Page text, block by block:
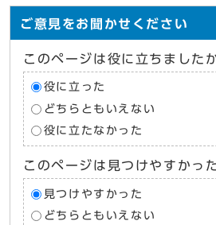
ご意見をお聞かせください
このページは役に立ちました
役に立った
どちらともいえない
役に立たなかった
このページは見つけやすかっ
見つけやすかった
どちらともいえない